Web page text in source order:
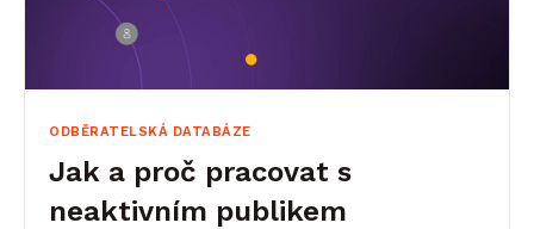
ODBĚRATELSKÁ DATABÁZE
Jak a proč pracovat s
neaktivním publikem